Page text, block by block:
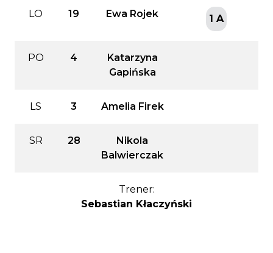
LO 19 Ewa Rojek 1 A
PO 4
Katarzyna
Gapińska
LS 3 Amelia Firek
SR 28
Nikola
Balwierczak
Trener:
Sebastian Kłaczyński